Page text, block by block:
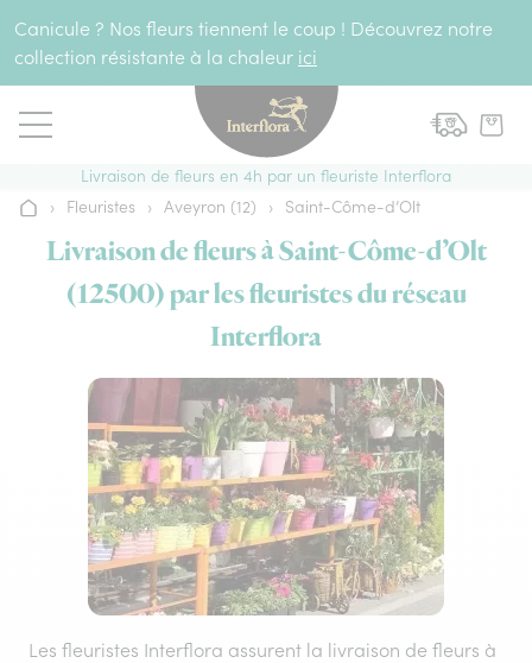
Canicule ? Nos fleurs tiennent le coup ! Découvrez notre
collection résistante à la chaleur ici
Livraison de fleurs en 4h par un fleuriste Interflora
Accueil
› Fleuristes › Aveyron (12) › Saint-Côme-d’Olt
Livraison de fleurs à Saint-Côme-d’Olt
(12500) par les fleuristes du réseau
Interflora
Les fleuristes Interflora assurent la livraison de fleurs à